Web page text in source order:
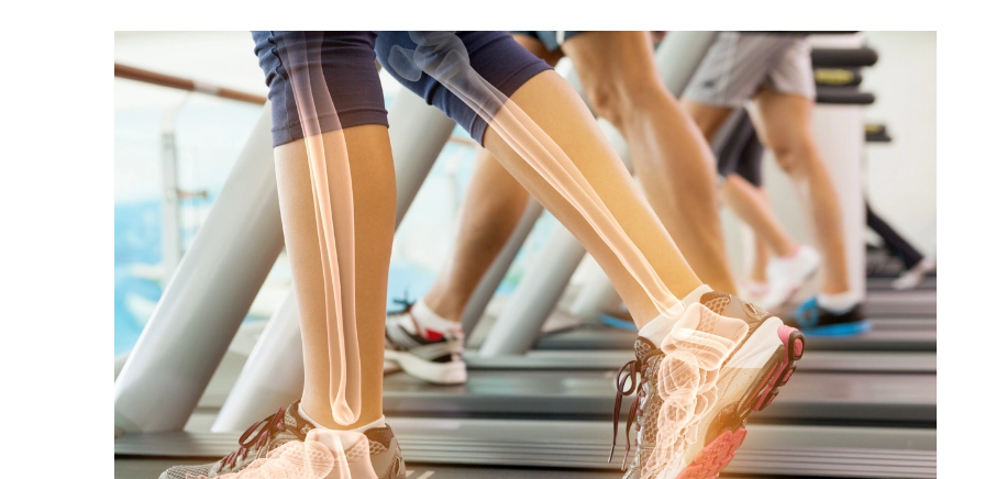
Obniż ciśnienie
Fit
Skład produktów
Zdrowe kości i stawy
Wywiady
23.07.2026
All inclusive a cholesterol –
korzystać z bufetu i nie
przesadzić? [Infografika]